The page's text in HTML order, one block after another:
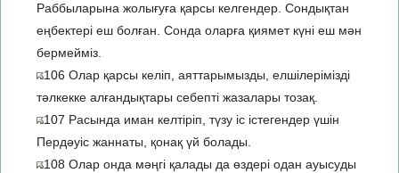
Раббыларына жолығуға қарсы келгендер. Сондықтан
еңбектері еш болған. Сонда оларға қиямет күні еш мән
бермейміз.
106 Олар қарсы келіп, аяттарымызды, елшілерімізді
тәлкекке алғандықтары себепті жазалары тозақ.
107 Расында иман келтіріп, түзу іс істегендер үшін
Пердәуіс жаннаты, қонақ үй болады.
108 Олар онда мәңгі қалады да өздері одан ауысуды